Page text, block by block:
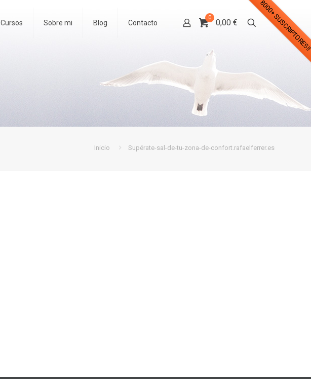
8000+
Cursos Sobre mi Blog Contacto
0
0,00 €
Inicio Supérate-sal-de-tu-zona-de-confort.rafaelferrer.es